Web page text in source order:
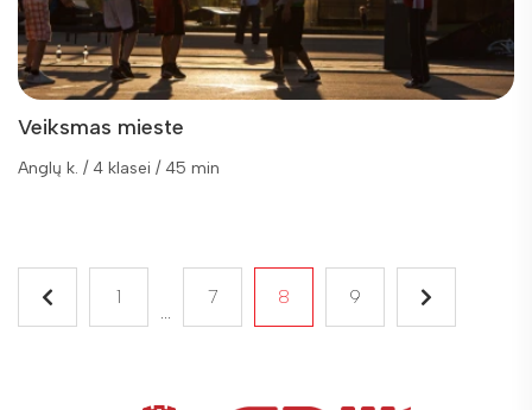
Veiksmas mieste
Anglų k. / 4 klasei / 45 min
1
...
7 8 9